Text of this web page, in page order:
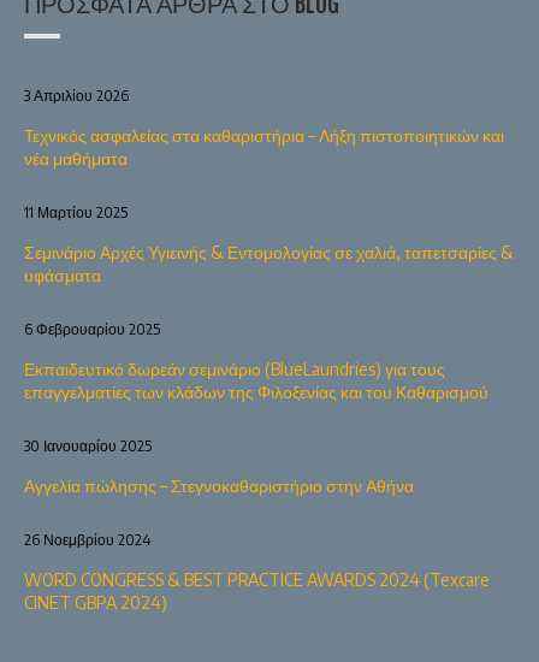
Τεχνικός ασφαλείας στα καθαριστήρια – Λήξη πιστοποιητικών και
νέα μαθήματα
3 Απριλίου 2026
Σεμινάριο Αρχές Υγιεινής & Εντομολογίας σε χαλιά, ταπετσαρίες &
υφάσματα
11 Μαρτίου 2025
Εκπαιδευτικό δωρεάν σεμινάριο (BlueLaundries) για τους
επαγγελματίες των κλάδων της Φιλοξενίας και του Καθαρισμού
6 Φεβρουαρίου 2025
Αγγελία πώλησης – Στεγνοκαθαριστήριο στην Αθήνα
30 Ιανουαρίου 2025
WORD CONGRESS & BEST PRACTICE AWARDS 2024 (Texcare
CINET GBPA 2024)
26 Νοεμβρίου 2024